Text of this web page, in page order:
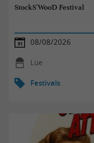
StockS'WooD Festival
08/08/2026
Lüe
Festivals